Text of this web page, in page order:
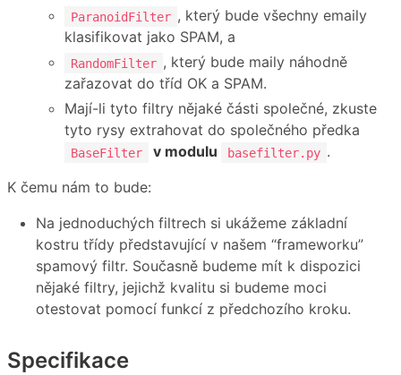
ParanoidFilter , který bude všechny emaily
klasifikovat jako SPAM, a
RandomFilter , který bude maily náhodně
zařazovat do tříd OK a SPAM.
Mají-li tyto filtry nějaké části společné, zkuste
tyto rysy extrahovat do společného předka
BaseFilter v modulu basefilter.py .
K čemu nám to bude:
Na jednoduchých filtrech si ukážeme základní
kostru třídy představující v našem “frameworku”
spamový filtr. Současně budeme mít k dispozici
nějaké filtry, jejichž kvalitu si budeme moci
otestovat pomocí funkcí z předchozího kroku.
Specifikace